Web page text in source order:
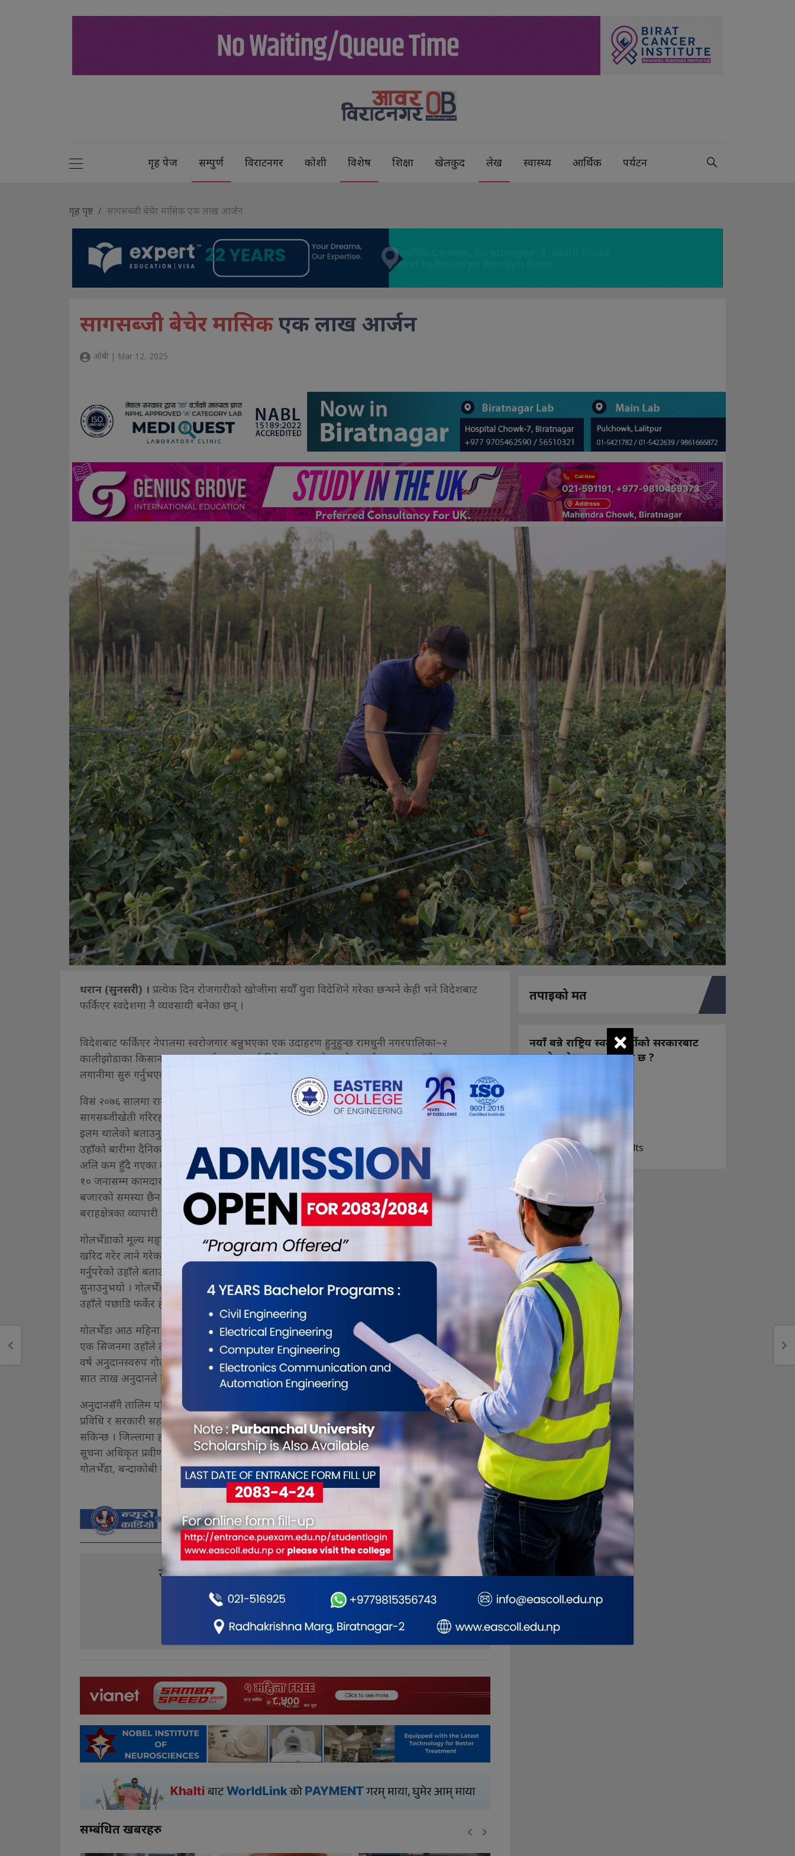
गृह पेज सम्पुर्ण विराटनगर कोशी विशेष शिक्षा खेलकुद लेख स्वास्थ्य आर्थिक पर्यटन
गृह पृष्ट सागसब्जी बेचेर मासिक एक लाख आर्जन
सागसब्जी बेचेर मासिकएक लाख आर्जन
ओबी | Mar 12, 2025
धरान (सुनसरी) । प्रत्येक दिन रोजगारीको खोजीमा सयौँ युवा विदेशिने गरेका छन्भने केही भने विदेशबाट
फर्किएर स्वदेशमा नै व्यवसायी बनेका छन् ।
विदेशबाट फर्किएर नेपालमा स्वरोजगार बन्नुभएका एक उदाहरण हुनुहुन्छ रामधुनी नगरपालिका–२
कालीझोडाका किसान सुरकुमार राई । एघार वर्ष विदेशमा श्रम गरेर स्वदेश फर्कनुभएका उहाँले रु ३० हजार
लगानीमा सुरु गर्नुभएको सागसब्जीखेतीबाट वार्षिक १२ लाख आम्दानी गर्दै आउनुभएको छ ।
विसं २०७६ सालमा रामधुनी कृषि फार्म दर्ता गरेर अहिले १२ कट्ठा जमिनमा गोलभेँडाखेतीसँगै अन्य
सागसब्जीखेती गरिरहनुभएका सोलुखुम्बुका उद्यमी राईले मलेसिया र सिङ्गापुरमा आर्जन गरेको रकमबाट
इलम थालेको बताउनुभयो । उहाँको बारीमा गोलभेँडासँगै बोडी, सिमीलगायत सागसब्जी लहलहाएका छन् ।
उहाँको बारीमा दैनिक ज्यालादारीमा तीन जना कार्यरत छन् । उहाँले भन्नुभयो, “अहिले गोलभेँडाको सिजन
अलि कम हुँदै गएका कारण तीनजना मात्र कामदार राखेको छु, , गोडमेल, मल हाल्ने मुख्य सिजनको समयमा
१० जनासम्म कामदार राख्ने गरेको छु । मैले उत्पादन गरेको सागसब्जी बिक्रीका लागि बजार लानु पर्दैन,
बजारको समस्या छैन खरिद गर्न व्यापारी आफैँ फार्ममा आउनुहुन्छ । धरान, इटहरी, गाईघाट, दमक
बराहक्षेत्रका व्यापारी फार्ममा नै गोलभेँडा खरिद गर्न आउने गरेका छन् ।”
गोलभेँडाको मूल्य मङ्सिरदेखि पुससम्म राम्रो हुन्छ जुन समय रु ४५ देखि ६० सम्ममा फार्मबाटै व्यापारीले
खरिद गरेर लाने गरेकामा अहिले भने बजारमा गोलभेँडाको मूल्य घटेको कारण रु १० देखि रु १५ मा बिक्री
गर्नुपरेको उहाँले बताउनुभयो । प्लाष्टिक टनेलमा गोलभेँडाखेती गर्नुभएका उहाँ यसो गर्दा उत्पादन बढ्ने उहाँले
सुनाउनुभयो । गोलभेँडाखेती सुरु गरेको वर्ष स्थानीय सरकारबाट उत्कृष्ट किसानका रूपमा पुरस्कृत भएपछि
उहाँले पछाडि फर्केर हेर्नु परेको छैन । उहाँ काममा नै तन्मय हुनुहुन्छ ।
गोलभेँडा आठ महिना उत्पादन हुन्छ, सिजनमा दैनिक १४ क्विन्टलसम्म बिक्री हुने गरेको उहाँले बताउनुभयो ।
एक सिजनमा उहाँले तीन हजार क्विन्टलसम्म गोलभेँडा बिक्री गर्दै आउनुभएको छ । स्थानीय सरकारले प्रत्येक
वर्ष अनुदानस्वरुप गोलभेँडाको बीउ, मल प्रदान गर्ने गरेको छभने कृषि ज्ञान केन्द्रले २०७७ सालमा दिएको रु
सात लाख अनुदानले गोलभेँडाखेती विस्तार गर्न सहयोग पुगेको बताउनुभयो ।
अनुदानसँगै तालिम पनि पाएमा कीरा नियन्त्रण गर्न सजिलो हुने उहाँ बताउनुहुन्छ । गोलभेँडाखेतीमा सही
प्रविधि र सरकारी सहयोगसँगै बजार व्यवस्थापन राम्रो भयो भने अझ व्यावसायिक रूपमा राम्रो खेती गर्न
सकिन्छ । जिल्लामा हाल आठ हजार एक सय ५३ हेक्टरमा सागसब्जीखेती हँुदै आएको कृषि ज्ञान केन्द्रका
सूचना अधिकृत प्रवीणलाल श्रेष्ठले बताउनुहुन्छ । रामधुनीका साथै बराह क्षेत्रलगायत स्थानका किसानले
गोलभेँडा, बन्दाकोबी र बोडीखेती गर्दै आएका छन् ।
यो खबर पढेर तपाईलाई कस्तो महसुस भयो ?
0 0 0 0 0
सम्बंधित खबरहरु
तपाइको मत
नयाँ बन्ने राष्ट्रिय स्वतन्त्र पार्टीको सरकारबाट
कस्तो अपेक्षा राख्नुभएको छ ?
ज सुकै होस्
View Results
×